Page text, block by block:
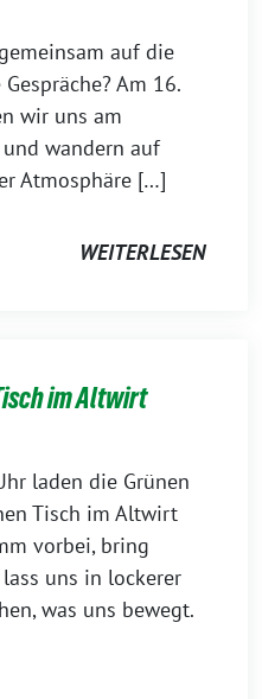
auf die
Am 16.
wir uns am
wandern auf
Atmosphäre […]
WEITERLESEN
im Altwirt
laden die Grünen
Tisch im Altwirt
vorbei, bring
uns in lockerer
was uns bewegt.